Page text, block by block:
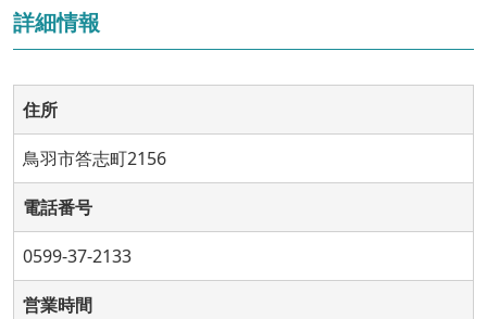
詳細情報
住所
鳥羽市答志町2156
電話番号
0599-37-2133
営業時間